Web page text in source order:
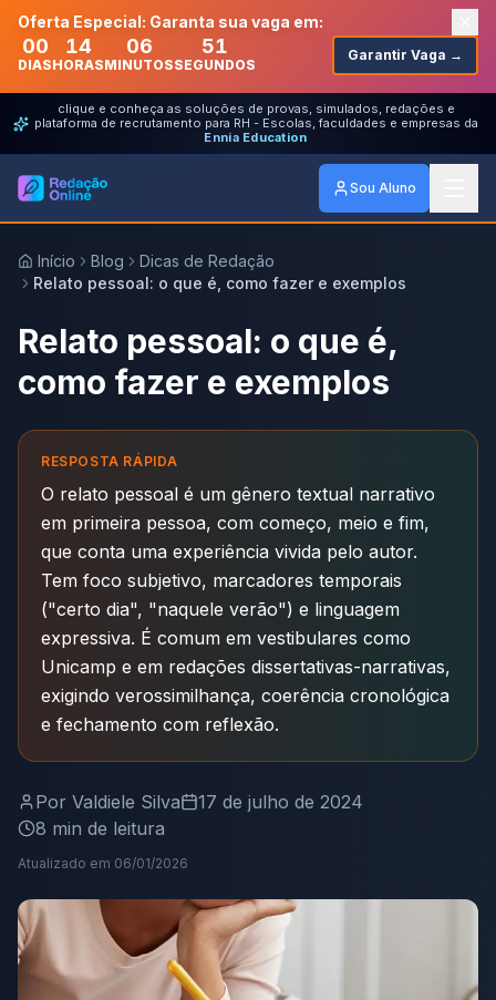
Oferta Especial: Garanta sua vaga em:
00
DIAS
14
HORAS
06
MINUTOS
51
SEGUNDOS
Garantir Vaga →
clique e conheça as soluções de provas, simulados, redações e
plataforma de recrutamento para RH - Escolas, faculdades e empresas da
Ennia Education
Sou Aluno
Início Blog
Dicas de Redação
Relato pessoal: o que é, como fazer e exemplos
Relato pessoal: o que é,
como fazer e exemplos
RESPOSTA RÁPIDA
O relato pessoal é um gênero textual narrativo
em primeira pessoa, com começo, meio e fim,
que conta uma experiência vivida pelo autor.
Tem foco subjetivo, marcadores temporais
("certo dia", "naquele verão") e linguagem
expressiva. É comum em vestibulares como
Unicamp e em redações dissertativas-narrativas,
exigindo verossimilhança, coerência cronológica
e fechamento com reflexão.
Por Valdiele Silva
17 de julho de 2024
8 min de leitura
Atualizado em 06/01/2026